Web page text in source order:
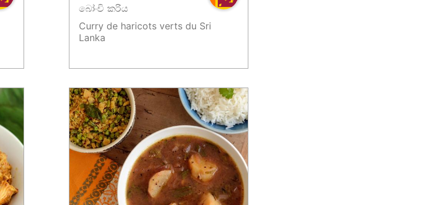
බෝංචි කරිය
Curry de haricots verts du Sri
Lanka